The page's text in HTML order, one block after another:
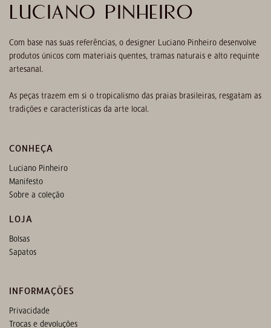
LUCIANO PINHEIRO
Com base nas suas referências, o designer Luciano Pinheiro desenvolve
produtos únicos com materiais quentes, tramas naturais e alto requinte
artesanal.
As peças trazem em si o tropicalismo das praias brasileiras, resgatam as
tradições e características da arte local.
CONHEÇA
Luciano Pinheiro
Manifesto
Sobre a coleção
LOJA
Bolsas
Sapatos
INFORMAÇÕES
Privacidade
Trocas e devoluções